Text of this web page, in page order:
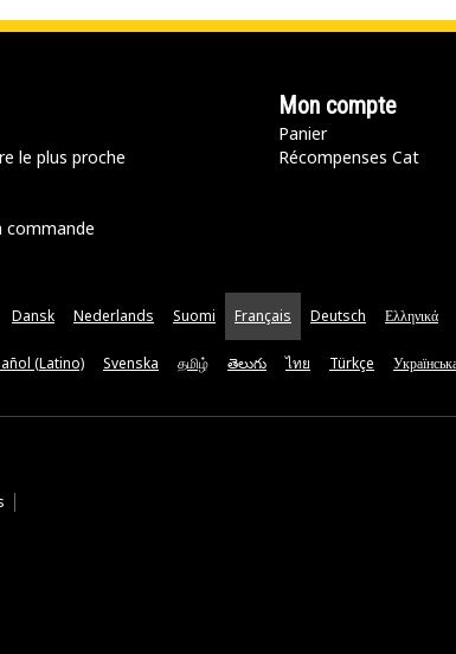
le plus proche
commande
Mon compte
Panier
Récompenses Cat
Dansk Nederlands Suomi Français Deutsch Ελληνικά
(Latino) Svenska தமிழ் తెలుగు ไทย Türkçe